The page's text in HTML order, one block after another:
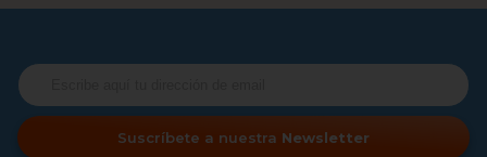
Suscríbete a nuestra Newsletter